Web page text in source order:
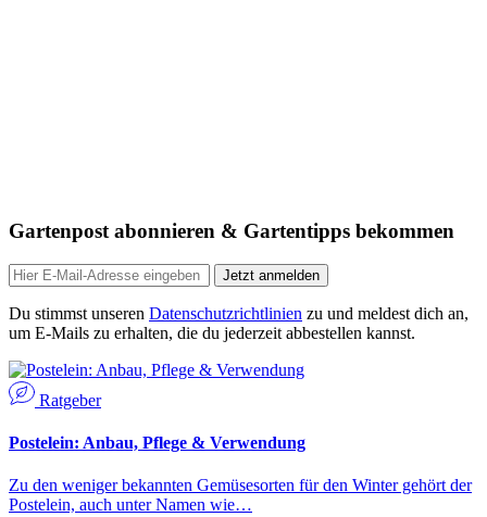
Gartenpost abonnieren & Gartentipps bekommen
Jetzt anmelden
Du stimmst unseren Datenschutzrichtlinien zu und meldest dich an,
um E-Mails zu erhalten, die du jederzeit abbestellen kannst.
Ratgeber
Postelein: Anbau, Pflege & Verwendung
Zu den weniger bekannten Gemüsesorten für den Winter gehört der
Postelein, auch unter Namen wie…